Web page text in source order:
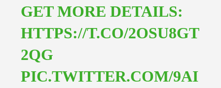
GET MORE DETAILS:
HTTPS://T.CO/2OSU8GT
2QG
PIC.TWITTER.COM/9AI